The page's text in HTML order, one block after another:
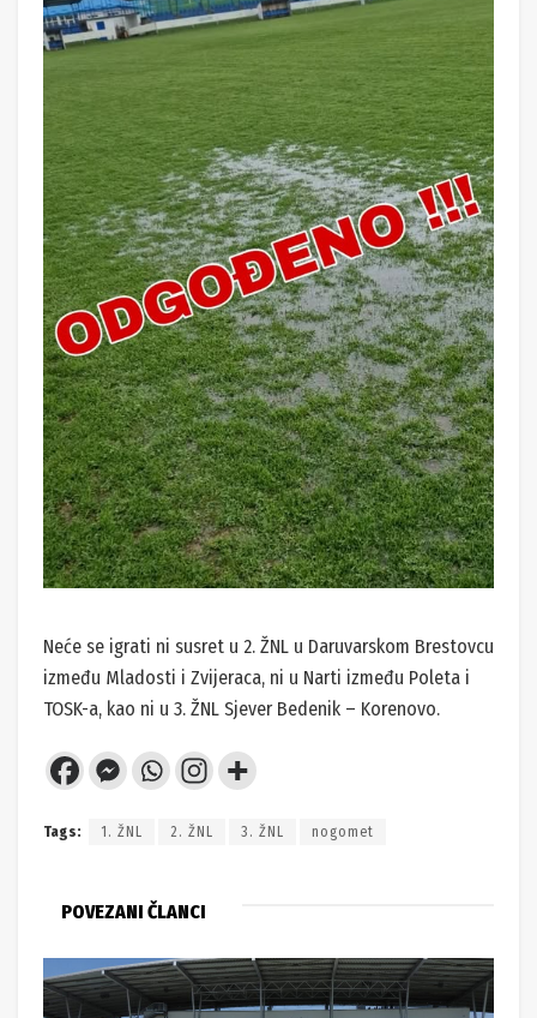
Neće se igrati ni susret u 2. ŽNL u Daruvarskom Brestovcu
između Mladosti i Zvijeraca, ni u Narti između Poleta i
TOSK-a, kao ni u 3. ŽNL Sjever Bedenik – Korenovo.
Tags: 1. ŽNL 2. ŽNL 3. ŽNL nogomet
POVEZANI ČLANCI